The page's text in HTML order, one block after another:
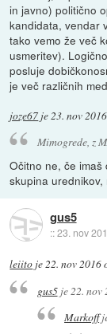
in javno) politično
kandidata, vendar
tako vemo že več
usmeritev).
posluje
je več različnih
joze67 je23. nov
Mimogrede, z
Očitno ne, če
skupina urednikov,
gus5
::23. nov
leiito je22. nov 2016
gus5je22. nov
Markoff